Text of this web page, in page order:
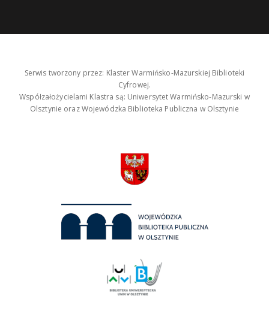
Serwis tworzony przez: Klaster Warmińsko-Mazurskiej Biblioteki
Cyfrowej.
Współzałożycielami Klastra są: Uniwersytet Warmińsko-Mazurski w
Olsztynie oraz Wojewódzka Biblioteka Publiczna w Olsztynie